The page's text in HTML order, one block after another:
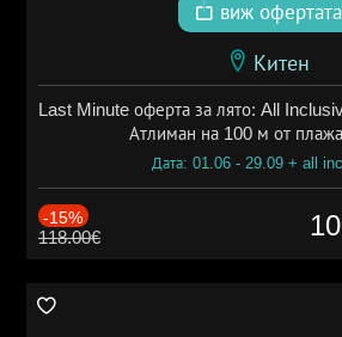
виж офертата
Китен
Last Minute оферта за лято: All
Атлиман на 100 м от
Дата: 01.06 - 29.09 + all
-15%
118.00€